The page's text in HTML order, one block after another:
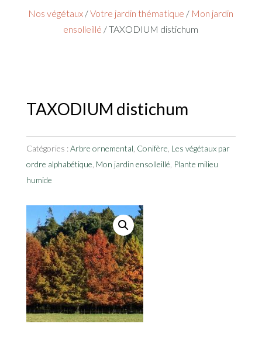
Nos végétaux /Votre jardin thématique / Mon jardin
ensolleillé / TAXODIUM distichum
TAXODIUM distichum
Catégories :Arbre ornemental Conifère Les végétaux par
ordre alphabétique Mon jardin ensolleillé Plante milieu
humide